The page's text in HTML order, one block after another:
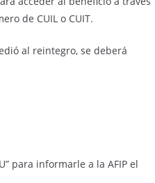
de CUIL o CUIT.
al reintegro, se deberá
para informarle a la AFIP el